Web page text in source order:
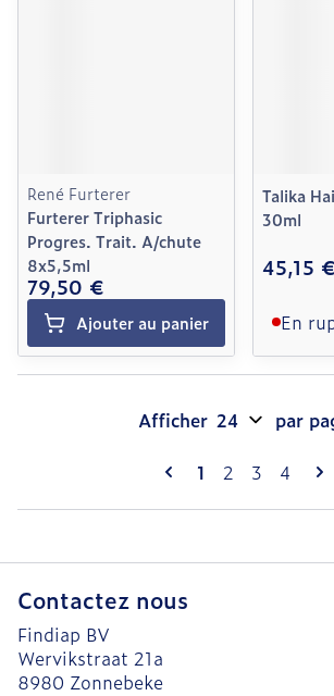
René Furterer
Furterer Triphasic
Progres. Trait. A/chute
8x5,5ml
79,50 €
Ajouter au panier
Talika
30ml
45,15 €
En
Pages
Vous lisez
1 Page
2 Page
3 Page
4
Afficher par
Contactez nous
Findiap BV
Wervikstraat 21a
8980 Zonnebeke